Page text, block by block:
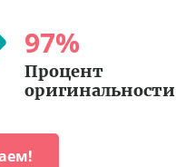
97%
Процент
оригинальности